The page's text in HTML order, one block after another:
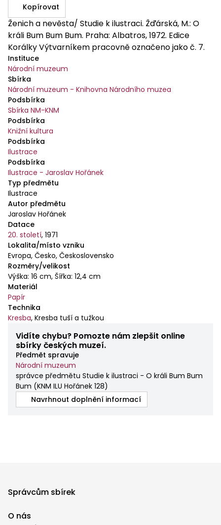
Kopírovat
Ženich a nevěsta/ Studie k ilustraci. Žďárská, M.: O
králi Bum Bum Bum. Praha: Albatros, 1972. Edice
Korálky Výtvarníkem pracovně označeno jako č. 7.
Instituce
Národní muzeum
Sbírka
Národní muzeum - Knihovna Národního muzea
Podsbírka
Sbírka NM-KNM
Podsbírka
Knižní kultura
Podsbírka
Ilustrace
Podsbírka
Ilustrace - Jaroslav Hořánek
Typ předmětu
Ilustrace
Autor předmětu
Jaroslav Hořánek
Datace
20. století, 1971
Lokalita/místo vzniku
Evropa, Česko, Československo
Rozměry/velikost
Výška: 16 cm, Šířka: 12,4 cm
Materiál
Papír
Technika
Kresba, Kresba tuší a tužkou
Vidíte chybu? Pomozte nám zlepšit online
sbírky českých muzeí.
Předmět spravuje
Národní muzeum
správce předmětu Studie k ilustraci - O králi Bum Bum
Bum (KNM ILU Hořánek 128)
Navrhnout doplnění informací
Správcům sbírek
O nás